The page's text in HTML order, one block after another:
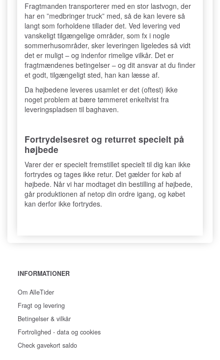
Fragtmanden transporterer med en stor lastvogn, der
har en ”medbringer truck” med, så de kan levere så
langt som forholdene tillader det. Ved levering ved
vanskeligt tilgængelige områder, som fx i nogle
sommerhusområder, sker leveringen ligeledes så vidt
det er muligt – og indenfor rimelige vilkår. Det er
fragtmændenes betingelser – og dit ansvar at du finder
et godt, tilgængeligt sted, han kan læsse af.
Da højbedene leveres usamlet er det (oftest) ikke
noget problem at bære tømmeret enkeltvist fra
leveringspladsen til baghaven.
Fortrydelsesret og returret specielt på
højbede
Varer der er specielt fremstillet specielt til dig kan ikke
fortrydes og tages ikke retur. Det gælder for køb af
højbede. Når vi har modtaget din bestilling af højbede,
går produktionen af netop din ordre igang, og købet
kan derfor ikke fortrydes.
INFORMATIONER
Om AlleTider
Fragt og levering
Betingelser & vilkår
Fortrolighed - data og cookies
Check gavekort saldo